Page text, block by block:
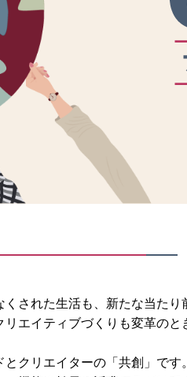
された生活も、新たな当た
エイティブづくりも変革のと
クリエイターの「共創」で